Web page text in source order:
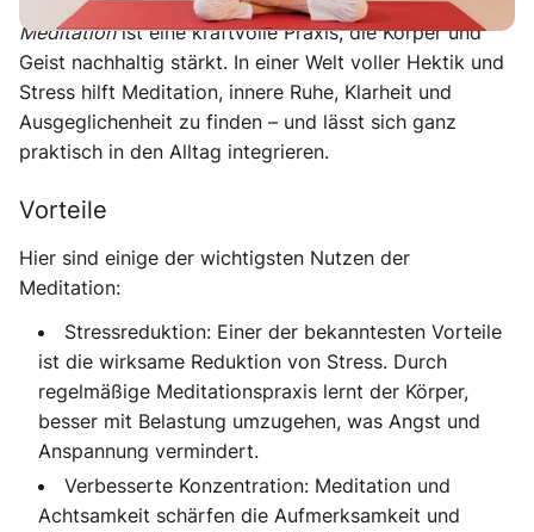
Meditationist eine kraftvolle Praxis, die Körper und
Geist nachhaltig stärkt. In einer Welt voller Hektik und
Stress hilft Meditation, innere Ruhe, Klarheit und
Ausgeglichenheit zu finden – und lässt sich ganz
praktisch in den Alltag integrieren.
Vorteile
Hier sind einige der wichtigsten Nutzen der
Meditation:
Stressreduktion: Einer der bekanntesten Vorteile
ist die wirksame Reduktion von Stress. Durch
regelmäßige Meditationspraxis lernt der Körper,
besser mit Belastung umzugehen, was Angst und
Anspannung vermindert.
Verbesserte Konzentration: Meditation und
Achtsamkeit schärfen die Aufmerksamkeit und